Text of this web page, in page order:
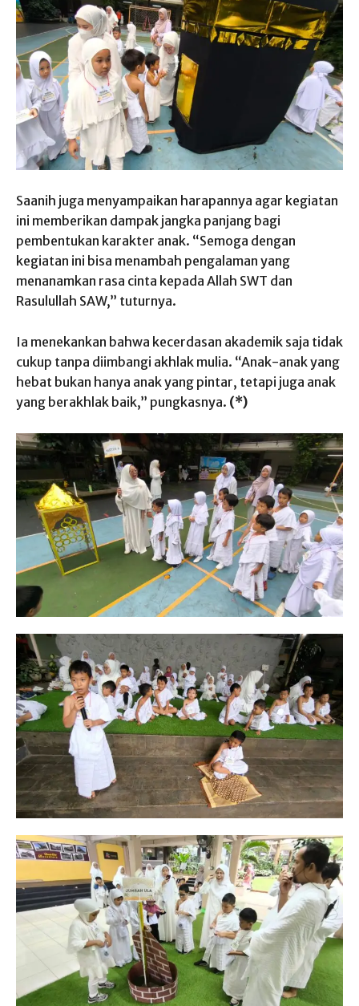
Saanih juga menyampaikan harapannya agar kegiatan
ini memberikan dampak jangka panjang bagi
pembentukan karakter anak. “Semoga dengan
kegiatan ini bisa menambah pengalaman yang
menanamkan rasa cinta kepada Allah SWT dan
Rasulullah SAW,” tuturnya.
Ia menekankan bahwa kecerdasan akademik saja tidak
cukup tanpa diimbangi akhlak mulia. “Anak-anak yang
hebat bukan hanya anak yang pintar, tetapi juga anak
yang berakhlak baik,” pungkasnya. (*)